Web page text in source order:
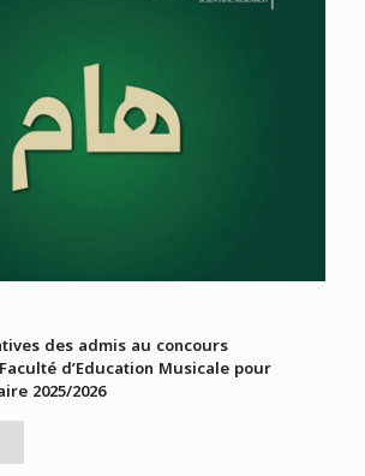
des admis au concours
d’Education Musicale pour
2025/2026